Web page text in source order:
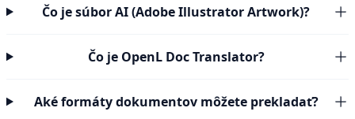
Čo je súbor AI (Adobe Illustrator Artwork)?
Čo je OpenL Doc Translator?
Aké formáty dokumentov môžete prekladať?